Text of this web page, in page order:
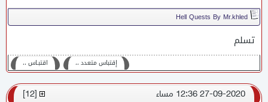
Hell Quests By Mr.khled
تسلم
اقتبـاس ،، إقتباس متعدد ،،
27-09-2020 12:36 مساء [
12